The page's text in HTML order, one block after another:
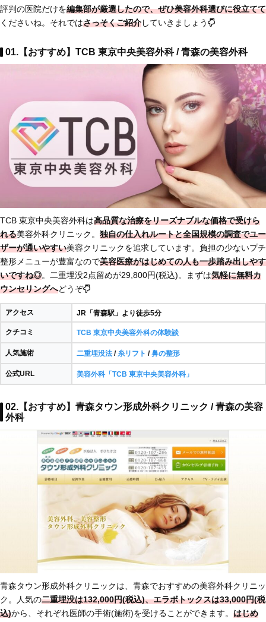
評判の医院だけを編集部が厳選したので、ぜひ美容外科選びに役立てて
くださいね。それではさっそくご紹介していきましょう
01.【おすすめ】TCB 東京中央美容外科 / 青森の美容外科
TCB 東京中央美容外科は高品質な治療をリーズナブルな価格で受けら
れる美容外科クリニック。 独自の仕入れルートと全国規模の調査でユー
ザーが通いやすい美容クリニックを追求しています。負担の少ないプチ
整形メニューが豊富なので美容医療がはじめての人も一歩踏み出しやす
いですね◎。二重埋没2点留めが29,800円(税込)。まずは気軽に無料カ
ウンセリングへどうぞ
アクセス JR「青森駅」より徒歩5分
クチコミ TCB 東京中央美容外科の体験談
人気施術 二重埋没法 / 糸リフト /鼻の整形
公式URL 美容外科「TCB 東京中央美容外科」
02.【おすすめ】青森タウン形成外科クリニック / 青森の美容
外科
青森タウン形成外科クリニックは、青森でおすすめの美容外科クリニッ
ク。人気の二重埋没は132,000円(税込)、エラボトックスは33,000円(税
込)から、それぞれ医師の手術(施術)を受けることができます。 はじめ